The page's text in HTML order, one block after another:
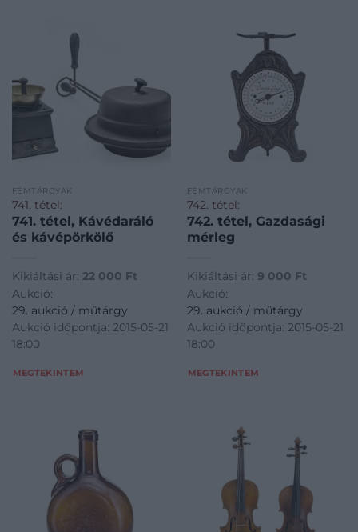
FÉMTÁRGYAK
741. tétel:
741. tétel, Kávédaráló
és kávépörkölő
Kikiáltási ár: 22 000 Ft
Aukció:
29. aukció / műtárgy
Aukció időpontja: 2015-05-21
18:00
MEGTEKINTEM
FÉMTÁRGYAK
742. tétel:
742. tétel, Gazdasági
mérleg
Kikiáltási ár: 9 000 Ft
Aukció:
29. aukció / műtárgy
Aukció időpontja: 2015-05-21
18:00
MEGTEKINTEM